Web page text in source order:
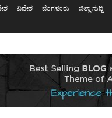
ವಿದೇಶ ಬೆಂಗಳೂರು ಜಿಲ್ಲಾ ಸುದ್ದಿ